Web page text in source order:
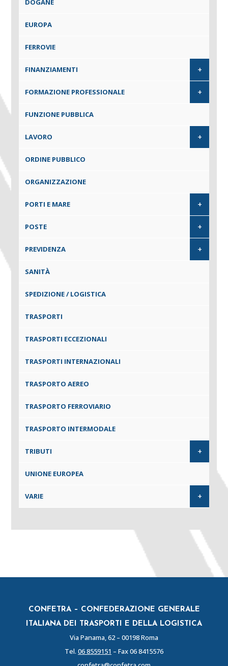
DOGANE
EUROPA
FERROVIE
FINANZIAMENTI +
FORMAZIONE PROFESSIONALE +
FUNZIONE PUBBLICA
LAVORO +
ORDINE PUBBLICO
ORGANIZZAZIONE
PORTI E MARE +
POSTE +
PREVIDENZA +
SANITÀ
SPEDIZIONE / LOGISTICA
TRASPORTI
TRASPORTI ECCEZIONALI
TRASPORTI INTERNAZIONALI
TRASPORTO AEREO
TRASPORTO FERROVIARIO
TRASPORTO INTERMODALE
TRIBUTI +
UNIONE EUROPEA
VARIE +
CONFETRA – CONFEDERAZIONE GENERALE
ITALIANA DEI TRASPORTI E DELLA LOGISTICA
Via Panama, 62 – 00198 Roma
Tel. 06 8559151 – Fax 06 8415576